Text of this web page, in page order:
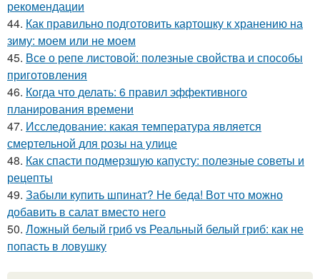
рекомендации
44. Как правильно подготовить картошку к хранению на
зиму: моем или не моем
45. Все о репе листовой: полезные свойства и способы
приготовления
46. Когда что делать: 6 правил эффективного
планирования времени
47. Исследование: какая температура является
смертельной для розы на улице
48. Как спасти подмерзшую капусту: полезные советы и
рецепты
49. Забыли купить шпинат? Не беда! Вот что можно
добавить в салат вместо него
50. Ложный белый гриб vs Реальный белый гриб: как не
попасть в ловушку